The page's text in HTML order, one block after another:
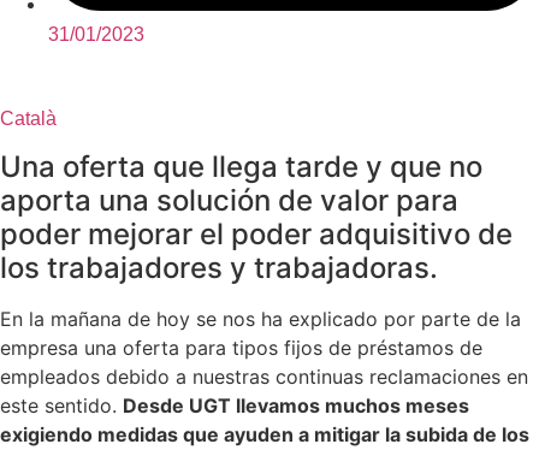
31/01/2023
Català
Una oferta que llega tarde y que no
aporta una solución de valor para
poder mejorar el poder adquisitivo de
los trabajadores y trabajadoras.
En la mañana de hoy se nos ha explicado por parte de la
empresa una oferta para tipos fijos de préstamos de
empleados debido a nuestras continuas reclamaciones en
este sentido. Desde UGT llevamos muchos meses
exigiendo medidas que ayuden a mitigar la subida de los